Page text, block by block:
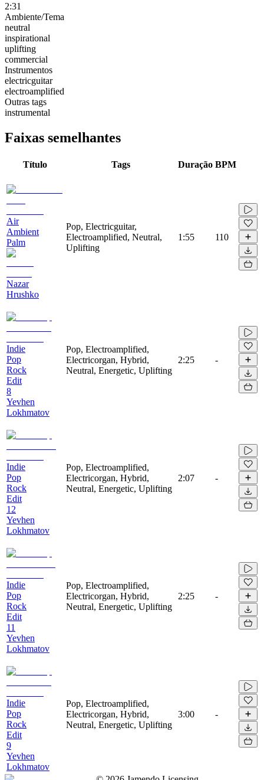
2:31
Ambiente/Tema
neutral
inspirational
uplifting
commercial
Instrumentos
electricguitar
electroamplified
Outras tags
instrumental
Faixas semelhantes
Título Tags Duração BPM
Air
Ambient
Palm
Nazar
Hrushko
Pop, Electricguitar,
Electroamplified, Neutral,
Uplifting
1:55 110
Indie
Pop
Rock
Edit
8
Yevhen
Lokhmatov
Pop, Electroamplified,
Electricorgan, Hybrid,
Neutral, Energetic, Uplifting
2:25 -
Indie
Pop
Rock
Edit
12
Yevhen
Lokhmatov
Pop, Electroamplified,
Electricorgan, Hybrid,
Neutral, Energetic, Uplifting
2:07 -
Indie
Pop
Rock
Edit
11
Yevhen
Lokhmatov
Pop, Electroamplified,
Electricorgan, Hybrid,
Neutral, Energetic, Uplifting
2:25 -
Indie
Pop
Rock
Edit
9
Yevhen
Lokhmatov
Pop, Electroamplified,
Electricorgan, Hybrid,
Neutral, Energetic, Uplifting
3:00 -